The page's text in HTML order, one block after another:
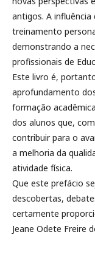
antigos. A
treinamento
demonstrando a
profissionais de
Este livro é,
aprofundamento
formação
dos alunos que,
contribuir para o
a melhoria da
atividade física.
Que este prefácio
descobertas,
certamente
Jeane Odete Freire